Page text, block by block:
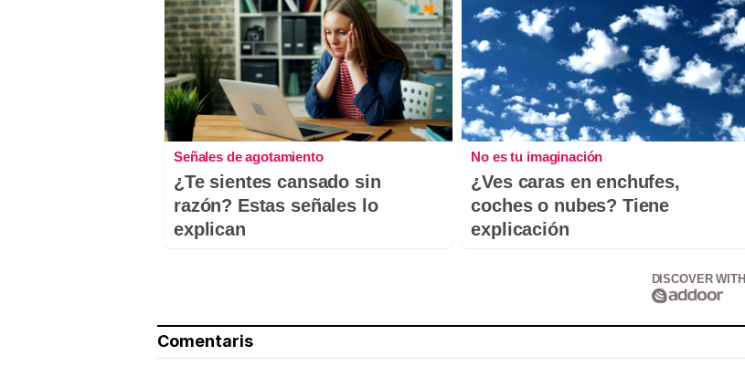
Señales de agotamiento
¿Te sientes cansado sin
razón? Estas señales lo
explican
No es tu imaginación
¿Ves caras en enchufes,
coches o nubes? Tiene
explicación
DISCOVER WITH
Comentaris